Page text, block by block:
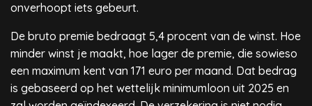
onverhoopt iets gebeurt.
De bruto premie bedraagt 5,4 procent van de winst. Hoe
minder winst je maakt, hoe lager de premie, die sowieso
een maximum kent van 171 euro per maand. Dat bedrag
is gebaseerd op het wettelijk minimumloon uit 2025 en